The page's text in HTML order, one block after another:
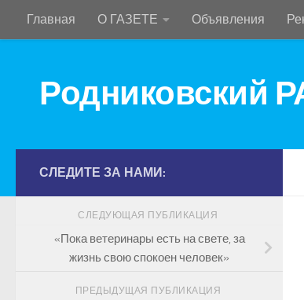
Перейти к содержимому
Главная О ГАЗЕТЕ Объявления
Родниковский
СЛЕДИТЕ ЗА НАМИ:
СЛЕДУЮЩАЯ ПУБЛИКАЦИЯ
«Пока ветеринары есть на свете, за
жизнь свою спокоен человек»
ПРЕДЫДУЩАЯ ПУБЛИКАЦИЯ